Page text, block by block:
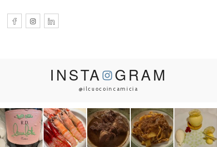
INSTA GRAM
@ilcuocoincamicia